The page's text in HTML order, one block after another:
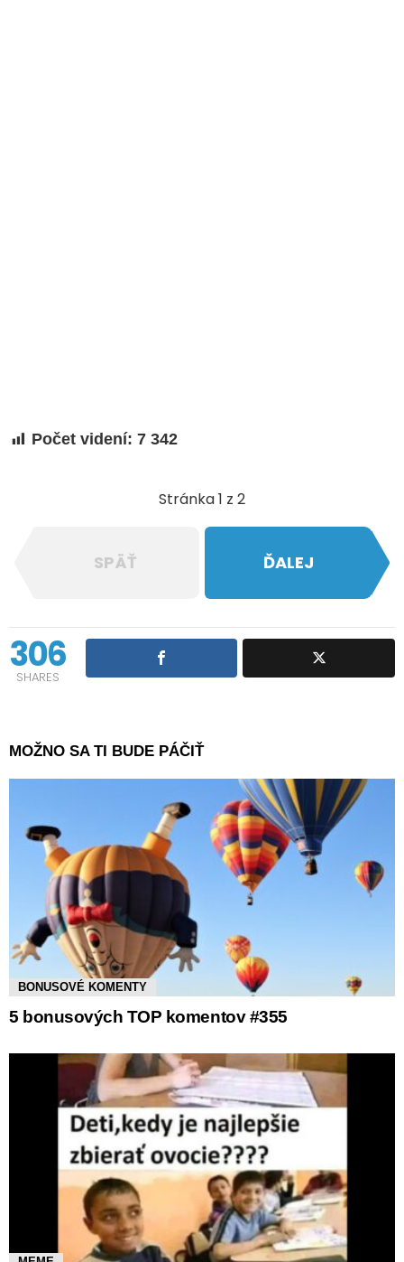
Počet videní: 7 342
Stránka 1 z 2
SPÄŤ ĎALEJ
306
SHARES
MOŽNO SA TI BUDE PÁČIŤ
BONUSOVÉ KOMENTY
5 bonusových TOP komentov #355